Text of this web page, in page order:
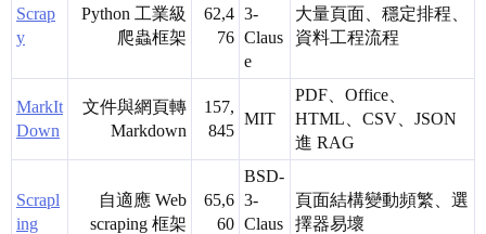
Scrap
y
Python 工業級
爬蟲框架
62,4
76
3-
Claus
e
大量頁面、穩定排程、
資料工程流程
MarkIt
Down
文件與網頁轉
Markdown
157,
845
MIT
PDF、Office、
HTML、CSV、JSON
進 RAG
Scrapl
ing
自適應 Web
scraping 框架
65,6
60
BSD-
3-
Claus
頁面結構變動頻繁、選
擇器易壞